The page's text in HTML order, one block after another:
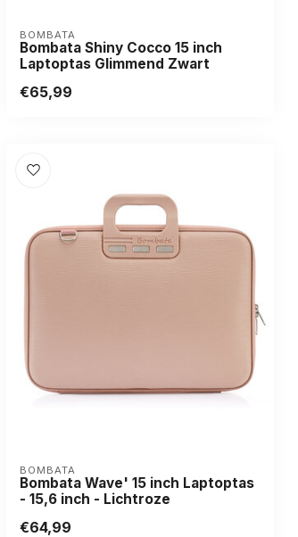
BOMBATA
Bombata Shiny Cocco 15 inch
Laptoptas Glimmend Zwart
€65,99
BOMBATA
Bombata Wave' 15 inch Laptoptas
- 15,6 inch - Lichtroze
€64,99